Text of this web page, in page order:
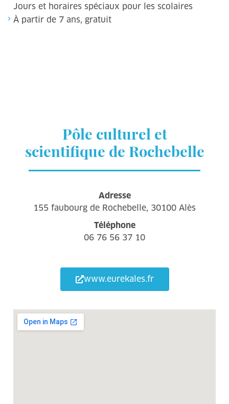
Jours et horaires spéciaux pour les scolaires
À partir de 7 ans, gratuit
Pôle culturel et
scientifique de Rochebelle
Adresse
155 faubourg de Rochebelle, 30100 Alès
Téléphone
06 76 56 37 10
www.eurekales.fr